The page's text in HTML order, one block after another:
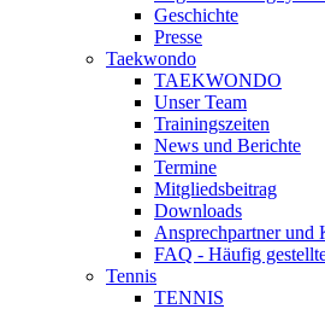
Geschichte
Presse
Taekwondo
TAEKWONDO
Unser Team
Trainingszeiten
News und Berichte
Termine
Mitgliedsbeitrag
Downloads
Ansprechpartner und
FAQ - Häufig
Tennis
TENNIS